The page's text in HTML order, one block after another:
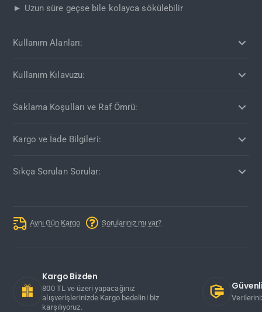
► Uzun süre geçse bile kolayca sökülebilir
Kullanım Alanları:
Kullanım Kılavuzu:
Saklama Koşulları ve Raf Ömrü:
Kargo ve İade Bilgileri:
Sıkça Sorulan Sorular:
Aynı Gün Kargo Sorularınız mı var?
Kargo Bizden
800 TL ve üzeri yapacağınız
alışverişlerinizde Kargo bedelini biz
karşılıyoruz.